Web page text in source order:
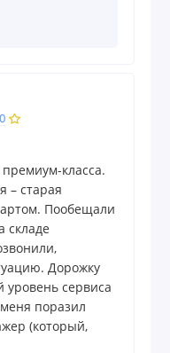
класса.
– старая
Пообещали
складе
Дорожку
уровень сервиса
поразил
(который,